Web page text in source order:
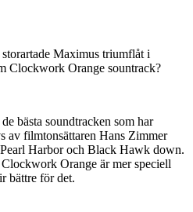
Maximus triumflåt i
Clockwork Orange sountrack?
bästa soundtracken som har
av filmtonsättaren Hans Zimmer
Harbor och Black Hawk down.
Orange är mer speciell
bättre för det.